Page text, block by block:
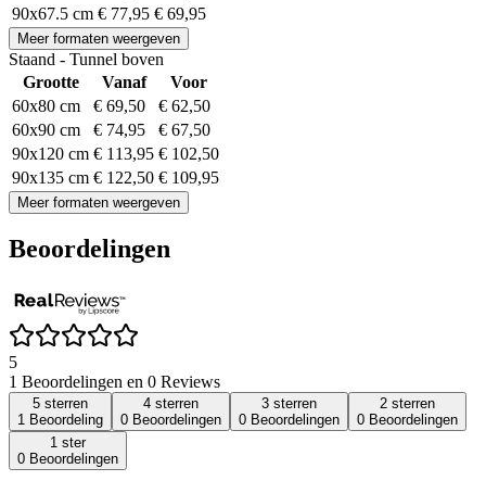
90x67.5 cm € 77,95 € 69,95
Meer formaten weergeven
Staand - Tunnel boven
Grootte
Vanaf
Voor
60x80 cm
€ 69,50
€ 62,50
60x90 cm
€ 74,95
€ 67,50
90x120 cm € 113,95 € 102,50
90x135 cm € 122,50 € 109,95
Meer formaten weergeven
Beoordelingen
5
1 Beoordelingen en 0 Reviews
5 sterren
1 Beoordeling
4 sterren
0 Beoordelingen
3 sterren
0 Beoordelingen
2 sterren
0 Beoordelingen
1 ster
0 Beoordelingen